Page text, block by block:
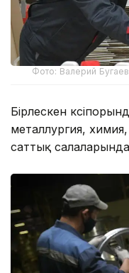
Фото: Валерий Бугаев
Бірлескен
металлургия, химия,
саттық салаларында